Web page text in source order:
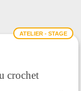
ATELIER - STAGE
crochet